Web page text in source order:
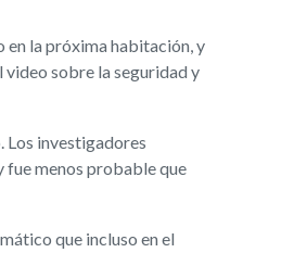
en la próxima habitación, y
video sobre la seguridad y
Los investigadores
fue menos probable que
que incluso en el